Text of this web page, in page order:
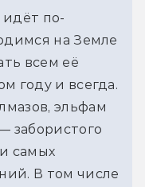
идёт по-
на Земле
всем её
году и всегда.
эльфам
забористого
самых
В том числе